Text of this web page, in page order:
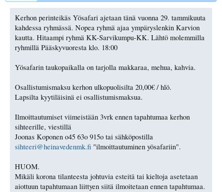
Kerhon perinteikäs Yösafari ajetaan tänä vuonna 29. tammikuuta
kahdessa ryhmässä. Nopea ryhmä ajaa ympäryslenkin Karvion
kautta. Hitaampi ryhmä KK-Sarvikumpu-KK. Lähtö molemmilla
ryhmillä Pääskyvuoresta klo. 18:00
Yösafarin taukopaikalla on tarjolla makkaraa, mehua, kahvia.
Osallistumismaksu kerhon ulkopuolisilta 20,00€ / hlö.
Lapsilta kyytiläisinä ei osallistumismaksua.
Ilmoittautumiset viimeistään 3vrk ennen tapahtumaa kerhon
sihteerille, viestillä
Joonas Koponen o45 63o 915o tai sähköpostilla
sihteeri@heinavedenmk.fi "ilmoittautuminen yösafariin".
HUOM.
Mikäli korona tilanteesta johtuvia esteitä tai kieltoja asetetaan
aiottuun tapahtumaan liittyen siitä ilmoitetaan ennen tapahtumaa.